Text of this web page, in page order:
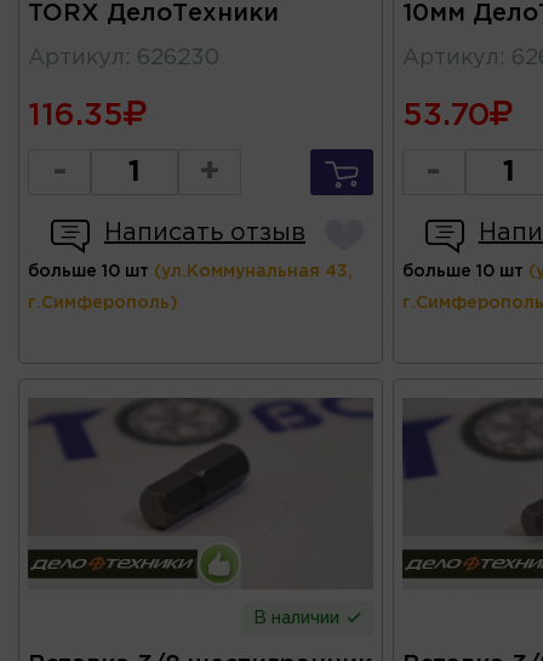
TORX ДелоТехники
Артикул : 626230
116.35
- +
Написать отзыв
больше 10 шт (ул.Коммунальная 43,
г.Симферополь)
10мм
Артикул :
53.70
-
больше 10 шт
В наличии